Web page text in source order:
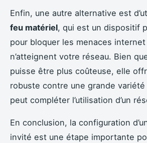
Enfin, une autre alternative est
feu matériel, qui est un dispositif
pour bloquer les menaces internet
n’atteignent votre réseau. Bien
puisse être plus coûteuse, elle
robuste contre une grande
peut compléter l’utilisation d’un
En conclusion, la configuration
invité est une étape importante